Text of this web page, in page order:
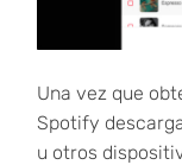
Una vez que
Spotify
u otros